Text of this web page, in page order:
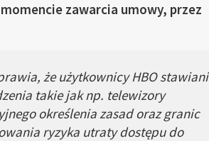
zawarcia umowy, przez
że użytkownicy HBO stawiani
takie jak np. telewizory
określenia zasad oraz granic
ryzyka utraty dostępu do